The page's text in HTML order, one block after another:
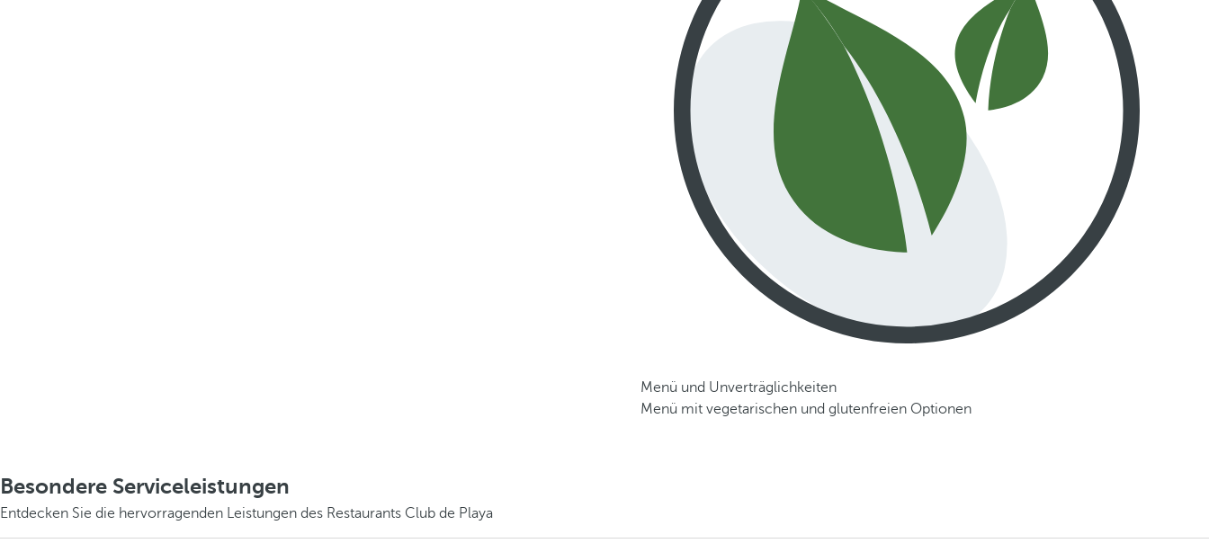
Menü und Unverträglichkeiten
Menü mit vegetarischen und glutenfreien Optionen
Besondere Serviceleistungen
Entdecken Sie die hervorragenden Leistungen des Restaurants Club de Playa